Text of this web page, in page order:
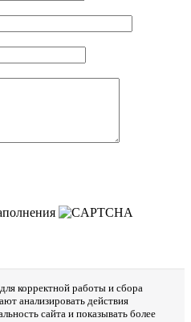
для корректной работы и сбора
анализировать действия
сайта и показывать более